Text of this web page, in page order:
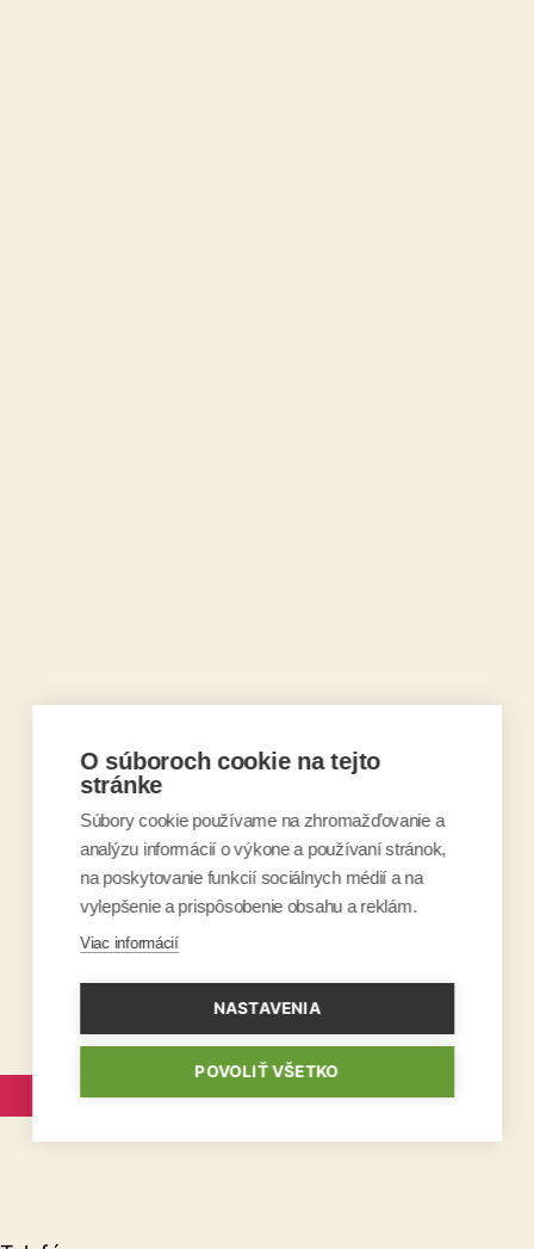
O súboroch cookie na tejto
stránke
Súbory cookie používame na zhromažďovanie a
analýzu informácií o výkone a používaní stránok,
na poskytovanie funkcií sociálnych médií a na
vylepšenie a prispôsobenie obsahu a reklám.
Viac informácií
NASTAVENIA
POVOLIŤ VŠETKO